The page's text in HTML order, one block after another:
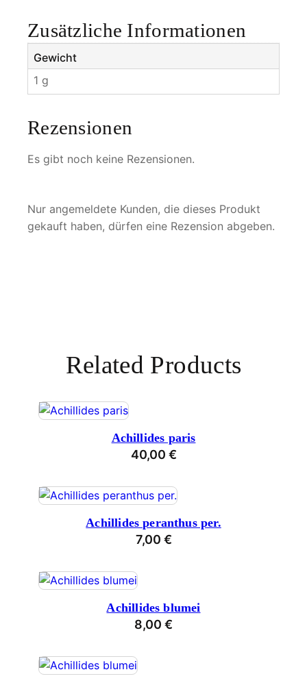
M
e
n
g
e
Zusätzliche Informationen
Gewicht
1 g
Rezensionen
Es gibt noch keine Rezensionen.
Nur angemeldete Kunden, die dieses Produkt
gekauft haben, dürfen eine Rezension abgeben.
Related Products
Achillides paris
40,00 €
Achillides peranthus per.
7,00 €
Achillides blumei
8,00 €